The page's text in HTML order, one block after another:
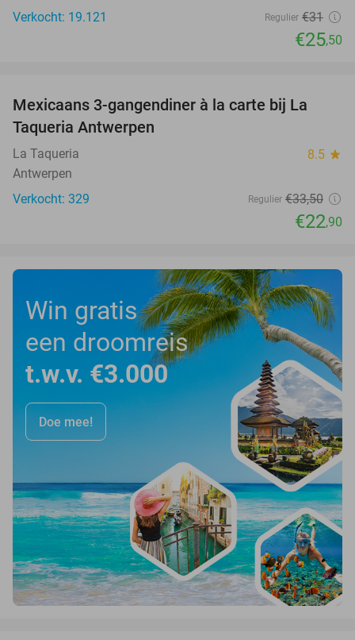
Verkocht: 19.121
Regulier €31
€25,50
32%
Mexicaans 3-gangendiner à la carte bij La
Taqueria Antwerpen
La Taqueria 8.5 star
Antwerpen
Verkocht: 329
Regulier €33,50
€22,90
Win gratis
een droomreis
t.w.v. €3.000
Doe mee!